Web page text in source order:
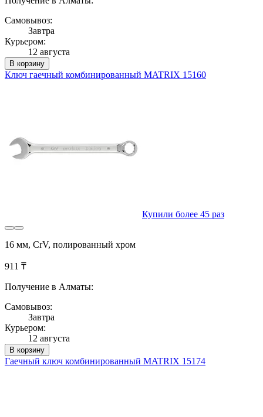
Самовывоз:
Завтра
Курьером:
12 августа
В корзину
Ключ гаечный комбинированный MATRIX 15160
Купили более 45 раз
16 мм, CrV, полированный хром
911 ₸
Получение в Алматы:
Самовывоз:
Завтра
Курьером:
12 августа
В корзину
Гаечный ключ комбинированный MATRIX 15174